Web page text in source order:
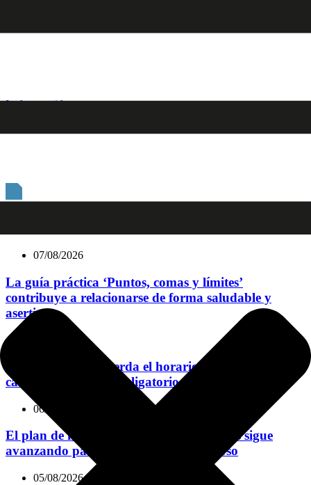
Ir al contenido
07/08/2026
La guía práctica ‘Puntos, comas y límites’
contribuye a relacionarse de forma saludable y
asertiva
El Consistorio recuerda el horario de esparcimiento
canino y el registro obligatorio de todos los perros
06/08/2026
El plan de mejora de los colegios públicos sigue
avanzando para el inicio del nuevo curso
05/08/2026